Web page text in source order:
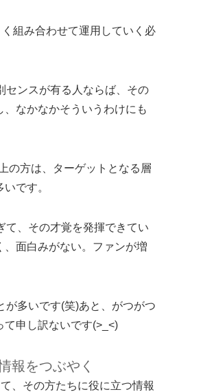
組み合わせて運用していく必
センスが有る人ならば、その
なかなかそういうわけにも
の方は、ターゲットとなる層
です。
て、その才覚を発揮できてい
面白みがない。ファンが増
が多いです(笑)あと、がつがつ
申し訳ないです(>_<)
報をつぶやく
、その方たちに役に立つ情報